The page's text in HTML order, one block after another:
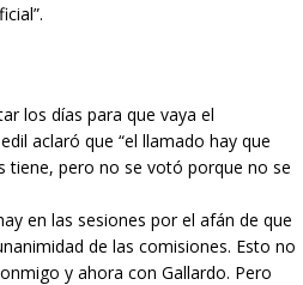
los días para que vaya el
aclaró que “el llamado hay que
tiene, pero no se votó porque no se
en las sesiones por el afán de que
de las comisiones. Esto no
y ahora con Gallardo. Pero